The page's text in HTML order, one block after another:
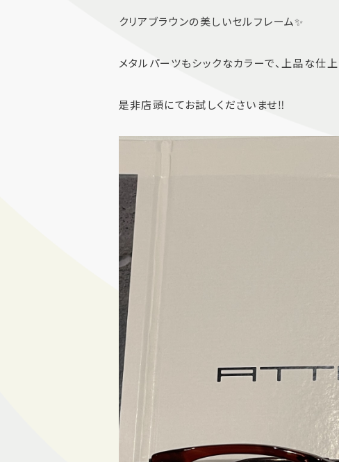
クリアブラウンの美しいセルフレーム✨
メタルパーツもシックなカラーで、上品な仕
是非店頭にてお試しくださいませ‼️